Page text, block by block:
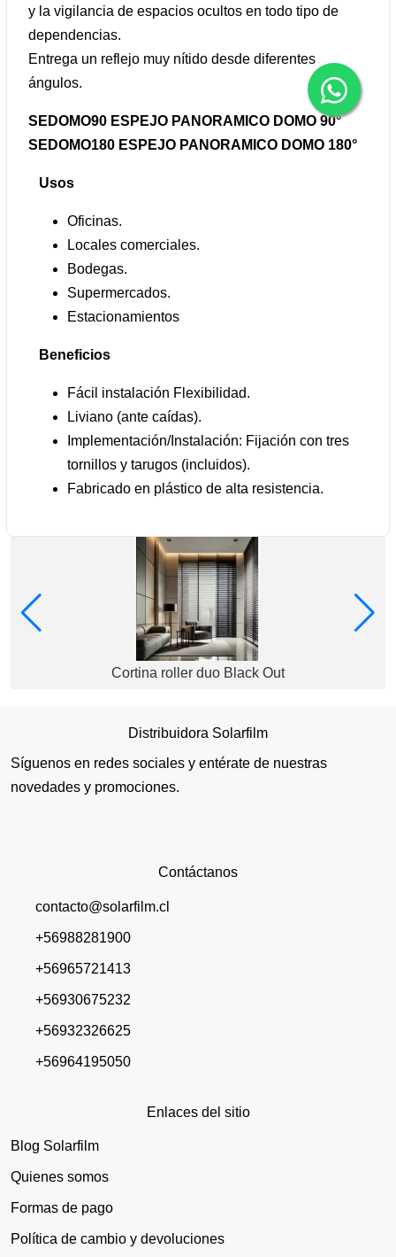
y la vigilancia de espacios ocultos en todo tipo de
dependencias.
Entrega un reflejo muy nítido desde diferentes
ángulos.
SEDOMO90 ESPEJO PANORAMICO DOMO 90°
SEDOMO180 ESPEJO PANORAMICO DOMO 180°
Usos
Oficinas.
Locales comerciales.
Bodegas.
Supermercados.
Estacionamientos
Beneficios
Fácil instalación Flexibilidad.
Liviano (ante caídas).
Implementación/Instalación: Fijación con tres
tornillos y tarugos (incluidos).
Fabricado en plástico de alta resistencia.
Cortina roller duo Black Out
Distribuidora Solarfilm
Síguenos en redes sociales y entérate de nuestras
novedades y promociones.
Contáctanos
contacto@solarfilm.cl
+56988281900
+56965721413
+56930675232
+56932326625
+56964195050
Enlaces del sitio
Blog Solarfilm
Quienes somos
Formas de pago
Política de cambio y devoluciones